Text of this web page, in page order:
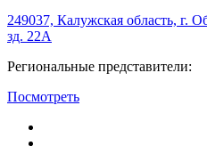
249037, Калужская область, г.
зд. 22А
Региональные представители:
Посмотреть